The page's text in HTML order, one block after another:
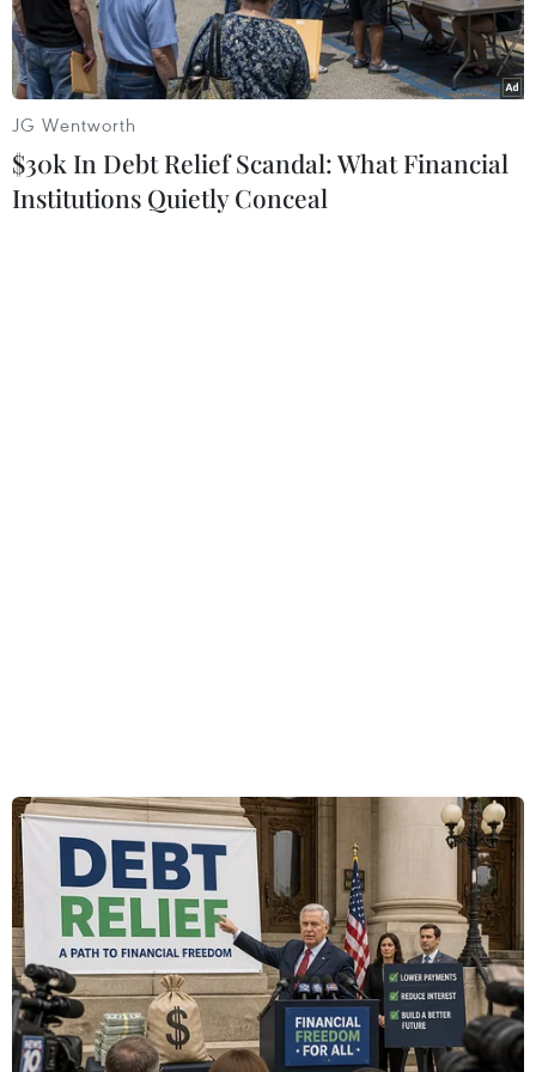
về thị trường carbon quốc tế (Điều 6) và khuôn
khổ về minh bạch được tiêu chuẩn hóa, vốn là
trọng tâm chính của nước này.
Tuyên bố nhấn mạnh các tiêu chuẩn mạnh mẽ
về minh bạch và toàn vẹn là yếu tố quan trọng
để đảm bảo các thị trường carbon đạt được các
mức giảm phát thải thực tế và có thể kiểm
chứng được.
JG Wentworth
$30k In Debt Relief Scandal: What Financial
Institutions Quietly Conceal